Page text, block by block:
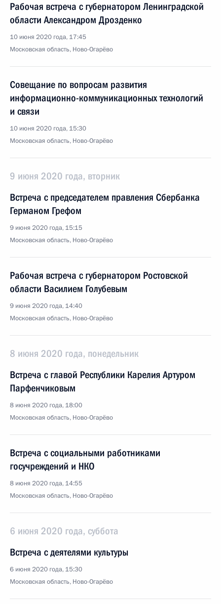
Рабочая встреча с губернатором Ленинградской
области Александром Дрозденко
10 июня 2020 года, 17:45
Московская область, Ново-Огарёво
Совещание по вопросам развития
информационно-коммуникационных технологий
и связи
10 июня 2020 года, 15:30
Московская область, Ново-Огарёво
9 июня 2020 года, вторник
Встреча с председателем правления Сбербанка
Германом Грефом
9 июня 2020 года, 15:15
Московская область, Ново-Огарёво
Рабочая встреча с губернатором Ростовской
области Василием Голубевым
9 июня 2020 года, 14:40
Московская область, Ново-Огарёво
8 июня 2020 года, понедельник
Встреча с главой Республики Карелия Артуром
Парфенчиковым
8 июня 2020 года, 18:00
Московская область, Ново-Огарёво
Встреча с социальными работниками
госучреждений и НКО
8 июня 2020 года, 14:55
Московская область, Ново-Огарёво
6 июня 2020 года, суббота
Встреча с деятелями культуры
6 июня 2020 года, 15:30
Московская область, Ново-Огарёво